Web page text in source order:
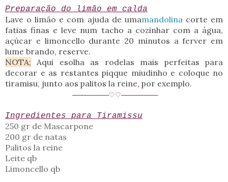
Preparação do limão em calda
Lave o limão e com ajuda de umamandolinacorte em
fatias finas e leve num tacho a cozinhar com a água,
açúcar e limoncello durante 20 minutos a ferver em
lume brando, reserve.
NOTA; Aqui esolha as rodelas mais perfeitas para
decorar e as restantes piqque miudinho e coloque no
tiramisu, junto aos palitos la reine, por exemplo.
────────♡♡────────
Ingredientes para Tiramissu
250 gr de Mascarpone
200 gr de natas
Palitos la reine
Leite qb
Limoncello qb